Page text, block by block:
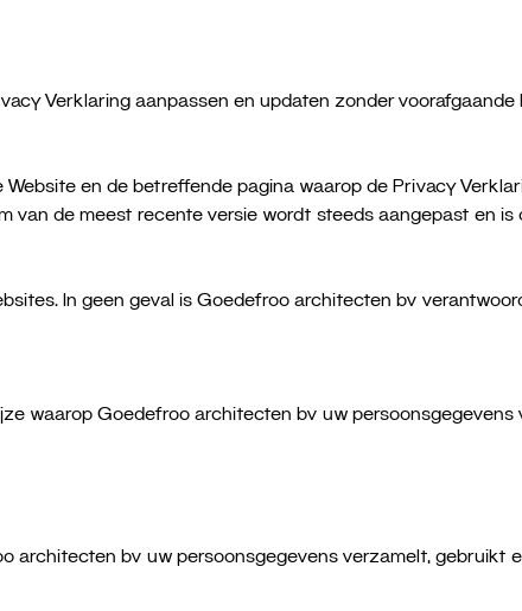
Verklaring aanpassen en updaten zonder
en de betreffende pagina waarop de Privacy
van de meest recente versie wordt steeds aangepast en
In geen geval is Goedefroo architecten bv
waarop Goedefroo architecten bv uw
architecten bv uw persoonsgegevens verzamelt, gebruikt